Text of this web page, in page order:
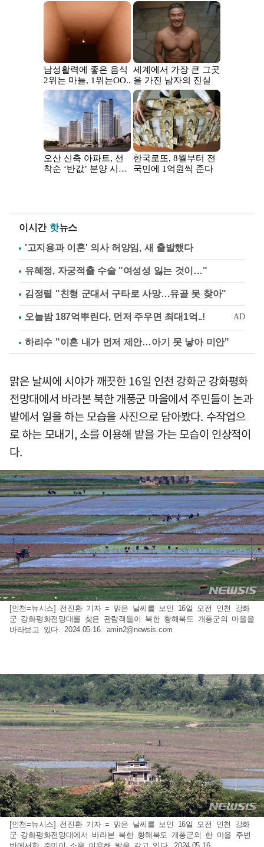
이시간 핫뉴스
'고지용과 이혼' 의사 허양임, 새 출발했다
유혜정, 자궁적출 수술 "여성성 잃는 것이…"
김정렬 "친형 군대서 구타로 사망…유골 못 찾아"
하리수 "이혼 내가 먼저 제안…아기 못 낳아 미안"
맑은 날씨에 시야가 깨끗한 16일 인천 강화군 강화평화
전망대에서 바라본 북한 개풍군 마을에서 주민들이 논과
밭에서 일을 하는 모습을 사진으로 담아봤다. 수작업으
로 하는 모내기, 소를 이용해 밭을 가는 모습이 인상적이
다.
[인천=뉴시스] 전진환 기자 = 맑은 날씨를 보인 16일 오전 인천 강화
군 강화평화전망대를 찾은 관람객들이 북한 황해북도 개풍군의 마을을
바라보고 있다. 2024.05.16. amin2@newsis.com
[인천=뉴시스] 전진환 기자 = 맑은 날씨를 보인 16일 오전 인천 강화
군 강화평화전망대에서 바라본 북한 황해북도 개풍군의 한 마을 주변